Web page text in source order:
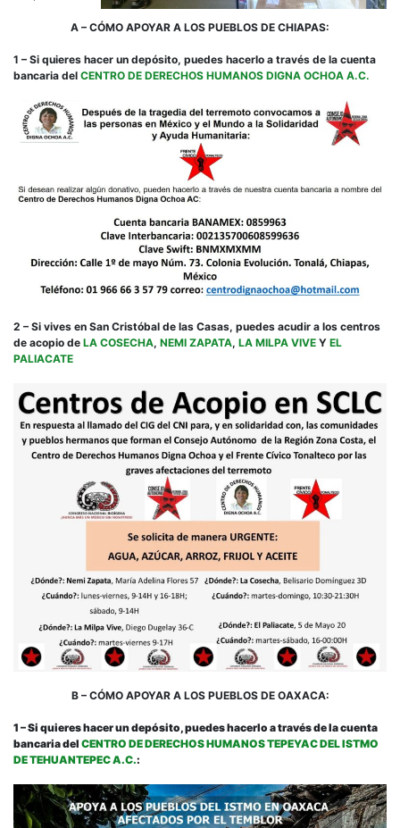
A – CÓMO APOYAR A LOS PUEBLOS DE CHIAPAS:
1 – Si quieres hacer un depósito, puedes hacerlo a través de la cuenta
bancaria del CENTRO DE DERECHOS HUMANOS DIGNA OCHOA A.C.
2 – Si vives en San Cristóbal de las Casas, puedes acudir a los centros
de acopio de LA COSECHA, NEMI ZAPATA, LA MILPA VIVE Y EL
PALIACATE
B – CÓMO APOYAR A LOS PUEBLOS DE OAXACA:
1 – Si quieres hacer un depósito, puedes hacerlo a través de la cuenta
bancaria del CENTRO DE DERECHOS HUMANOS TEPEYAC DEL ISTMO
DE TEHUANTEPEC A.C.: